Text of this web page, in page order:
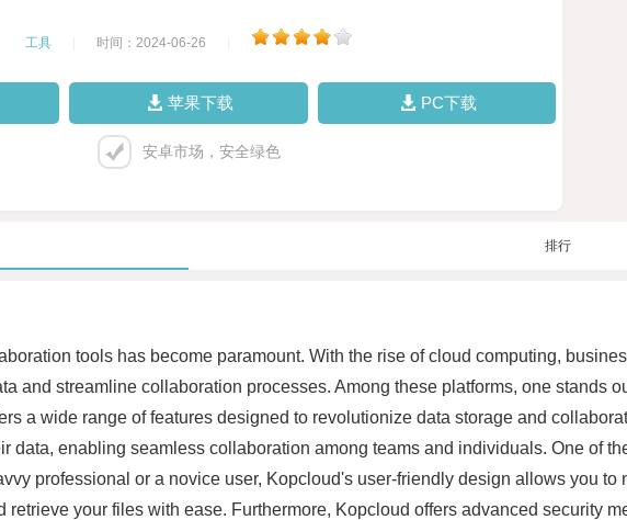
工具 时间：2024-06-26
苹果下载 PC下载
安卓市场，安全绿色
排行
tools has become paramount. With the rise of cloud computing,
and streamline collaboration processes. Among these platforms, one stands
a wide range of features designed to revolutionize data storage and
data, enabling seamless collaboration among teams and individuals. One of
professional or a novice user, Kopcloud's user-friendly design allows you to
your files with ease. Furthermore, Kopcloud offers advanced security